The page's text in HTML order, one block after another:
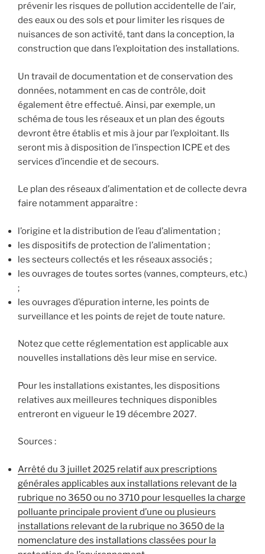
prévenir les risques de pollution accidentelle de l’air,
des eaux ou des sols et pour limiter les risques de
nuisances de son activité, tant dans la conception, la
construction que dans l’exploitation des installations.
Un travail de documentation et de conservation des
données, notamment en cas de contrôle, doit
également être effectué. Ainsi, par exemple, un
schéma de tous les réseaux et un plan des égouts
devront être établis et mis à jour par l’exploitant. Ils
seront mis à disposition de l’inspection ICPE et des
services d’incendie et de secours.
Le plan des réseaux d’alimentation et de collecte devra
faire notamment apparaître :
l’origine et la distribution de l’eau d’alimentation ;
les dispositifs de protection de l’alimentation ;
les secteurs collectés et les réseaux associés ;
les ouvrages de toutes sortes (vannes, compteurs, etc.)
;
les ouvrages d’épuration interne, les points de
surveillance et les points de rejet de toute nature.
Notez que cette réglementation est applicable aux
nouvelles installations dès leur mise en service.
Pour les installations existantes, les dispositions
relatives aux meilleures techniques disponibles
entreront en vigueur le 19 décembre 2027.
Sources :
Arrêté du 3 juillet 2025 relatif aux prescriptions
générales applicables aux installations relevant de la
rubrique no 3650 ou no 3710 pour lesquelles la charge
polluante principale provient d’une ou plusieurs
installations relevant de la rubrique no 3650 de la
nomenclature des installations classées pour la